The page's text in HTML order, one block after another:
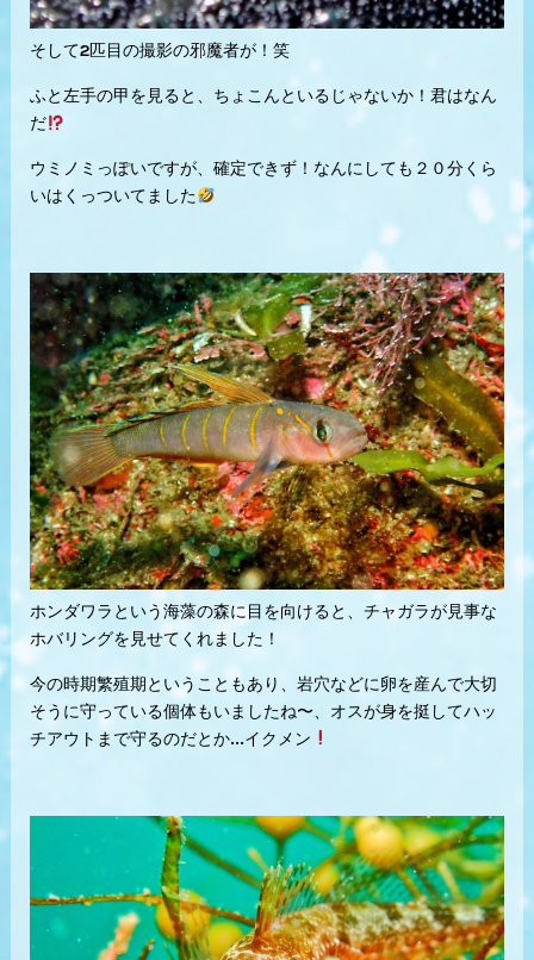
そして2匹目の撮影の邪魔者が！笑
ふと左手の甲を見ると、ちょこんといるじゃないか！君はなん
だ
ウミノミっぽいですが、確定できず！なんにしても２０分くら
いはくっついてました
ホンダワラという海藻の森に目を向けると、チャガラが見事な
ホバリングを見せてくれました！
今の時期繁殖期ということもあり、岩穴などに卵を産んで大切
そうに守っている個体もいましたね〜、オスが身を挺してハッ
チアウトまで守るのだとか...イクメン